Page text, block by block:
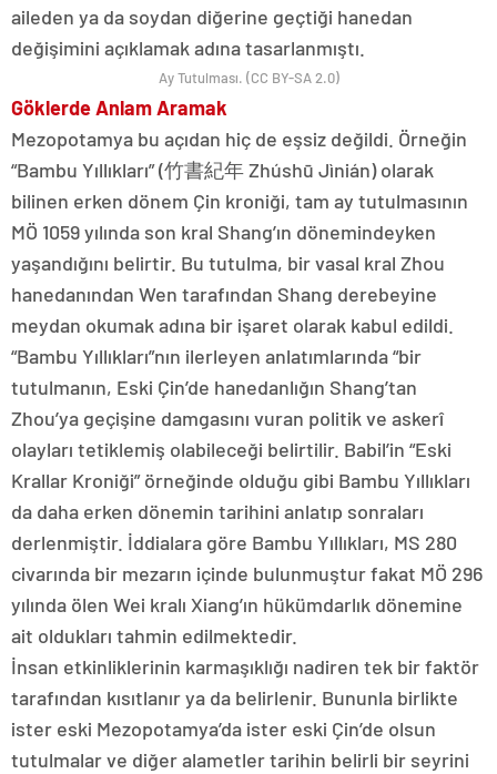
aileden ya da soydan diğerine geçtiği hanedan
değişimini açıklamak adına tasarlanmıştı.
Ay Tutulması. (CC BY-SA 2.0)
Göklerde Anlam Aramak
Mezopotamya bu açıdan hiç de eşsiz değildi. Örneğin
“Bambu Yıllıkları” (竹書紀年 Zhúshū Jìnián) olarak
bilinen erken dönem Çin kroniği, tam ay tutulmasının
MÖ 1059 yılında son kral Shang’ın dönemindeyken
yaşandığını belirtir. Bu tutulma, bir vasal kral Zhou
hanedanından Wen tarafından Shang derebeyine
meydan okumak adına bir işaret olarak kabul edildi.
“Bambu Yıllıkları”nın ilerleyen anlatımlarında “bir
tutulmanın, Eski Çin’de hanedanlığın Shang’tan
Zhou’ya geçişine damgasını vuran politik ve askerî
olayları tetiklemiş olabileceği belirtilir. Babil’in “Eski
Krallar Kroniği” örneğinde olduğu gibi Bambu Yıllıkları
da daha erken dönemin tarihini anlatıp sonraları
derlenmiştir. İddialara göre Bambu Yıllıkları, MS 280
civarında bir mezarın içinde bulunmuştur fakat MÖ 296
yılında ölen Wei kralı Xiang’ın hükümdarlık dönemine
ait oldukları tahmin edilmektedir.
İnsan etkinliklerinin karmaşıklığı nadiren tek bir faktör
tarafından kısıtlanır ya da belirlenir. Bununla birlikte
ister eski Mezopotamya’da ister eski Çin’de olsun
tutulmalar ve diğer alametler tarihin belirli bir seyrini